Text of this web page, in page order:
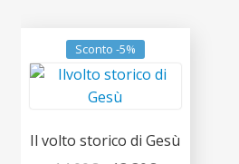
Sconto -5%
Il volto storico di Gesù